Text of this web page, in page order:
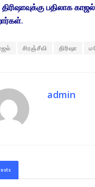
பதிலாக
சிரஞ்சீவி திரிஷா
admin